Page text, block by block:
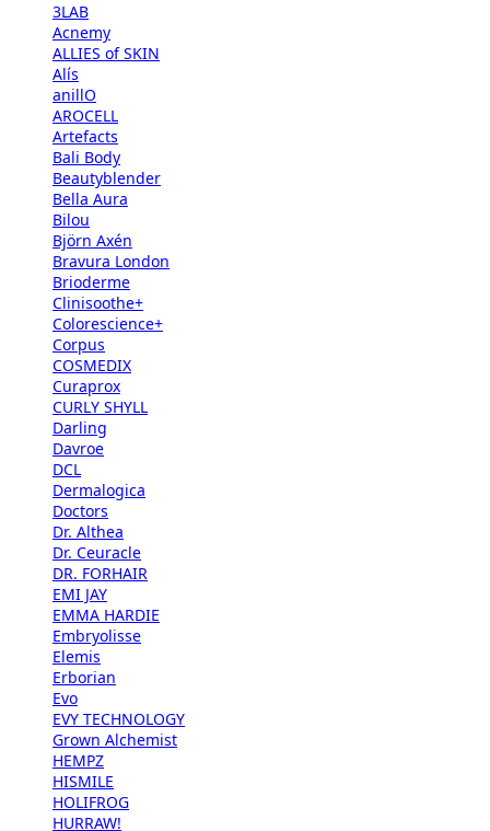
3LAB
Acnemy
ALLIES of SKIN
Alís
anillO
AROCELL
Artefacts
Bali Body
Beautyblender
Bella Aura
Bilou
Björn Axén
Bravura London
Brioderme
Clinisoothe+
Colorescience+
Corpus
COSMEDIX
Curaprox
CURLY SHYLL
Darling
Davroe
DCL
Dermalogica
Doctors
Dr. Althea
Dr. Ceuracle
DR. FORHAIR
EMI JAY
EMMA HARDIE
Embryolisse
Elemis
Erborian
Evo
EVY TECHNOLOGY
Grown Alchemist
HEMPZ
HISMILE
HOLIFROG
HURRAW!